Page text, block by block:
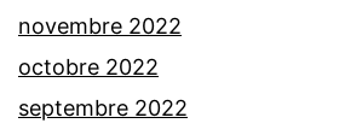
novembre 2022
octobre 2022
septembre 2022